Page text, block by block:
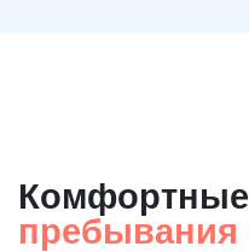
Комфортные
пребывания